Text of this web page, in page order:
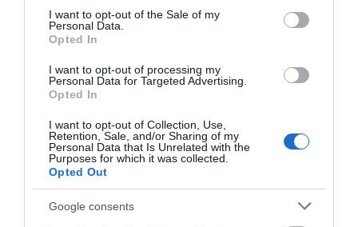
consent section.
I want to opt-out of the Sale of my
Personal Data.
Opted In
I want to opt-out of processing my
Personal Data for Targeted Advertising.
Opted In
I want to opt-out of Collection, Use,
Retention, Sale, and/or Sharing of my
Personal Data that Is Unrelated with the
Purposes for which it was collected.
Opted Out
Google consents
Πρόσφατα Άρθρα
Μια επίκαιρη ανάλυση για
το λιμάνι της Ραφήνας…